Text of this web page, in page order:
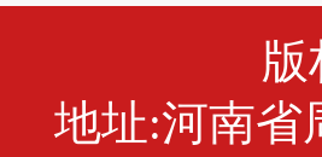
地址:河南省